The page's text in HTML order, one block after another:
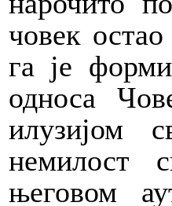
човек
га је
односа
илузијом
немилост
његовом